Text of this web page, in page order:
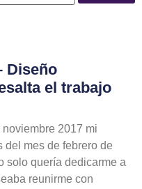
Diseño
el trabajo
2017 mi
del mes de febrero de
solo quería dedicarme a
reunirme con